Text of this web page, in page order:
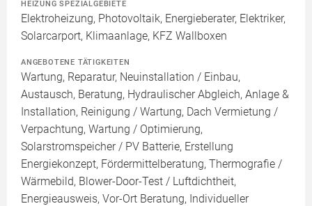
HEIZUNG SPEZIALGEBIETE
Elektroheizung, Photovoltaik, Energieberater, Elektriker,
Solarcarport, Klimaanlage, KFZ Wallboxen
ANGEBOTENE TÄTIGKEITEN
Wartung, Reparatur, Neuinstallation / Einbau,
Austausch, Beratung, Hydraulischer Abgleich, Anlage &
Installation, Reinigung / Wartung, Dach Vermietung /
Verpachtung, Wartung / Optimierung,
Solarstromspeicher / PV Batterie, Erstellung
Energiekonzept, Fördermittelberatung, Thermografie /
Wärmebild, Blower-Door-Test / Luftdichtheit,
Energieausweis, Vor-Ort Beratung, Individueller